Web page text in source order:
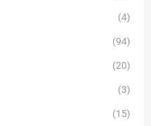
(4)
(94)
(20)
(3)
(15)